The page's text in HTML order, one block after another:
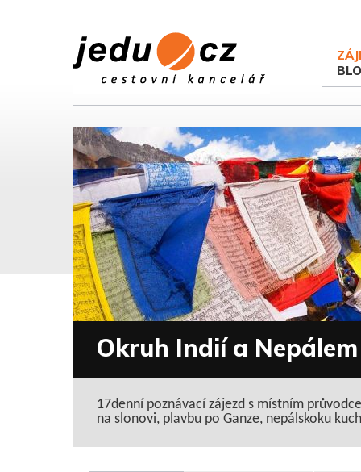
Okruh Indií a Nepálem
17denní poznávací zájezd s místním
na slonovi, plavbu po Ganze, nepálskoku